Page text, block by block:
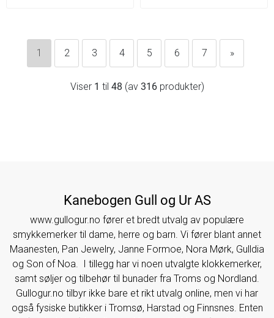
1 2 3 4 5 6 7 »
Viser 1 til 48 (av 316produkter)
Kanebogen Gull og Ur AS
www.gullogur.no fører et bredt utvalg av populære
smykkemerker til dame, herre og barn. Vi fører blant annet
Maanesten, Pan Jewelry, Janne Formoe, Nora Mørk, Gulldia
og Son of Noa. I tillegg har vi noen utvalgte klokkemerker,
samt søljer og tilbehør til bunader fra Troms og Nordland.
Gullogur.no tilbyr ikke bare et rikt utvalg online, men vi har
også fysiske butikker i Tromsø, Harstad og Finnsnes. Enten